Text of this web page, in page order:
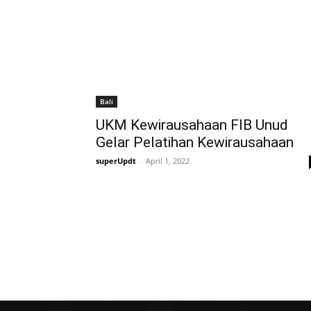
Bali
UKM Kewirausahaan FIB Unud
Gelar Pelatihan Kewirausahaan
superUpdt - April 1, 2022